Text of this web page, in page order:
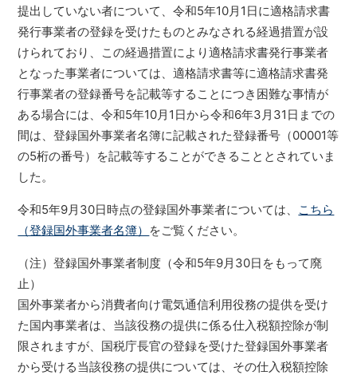
提出していない者について、令和5年10月1日に適格請求書
発行事業者の登録を受けたものとみなされる経過措置が設
けられており、この経過措置により適格請求書発行事業者
となった事業者については、適格請求書等に適格請求書発
行事業者の登録番号を記載等することにつき困難な事情が
ある場合には、令和5年10月1日から令和6年3月31日までの
間は、登録国外事業者名簿に記載された登録番号（00001等
の5桁の番号）を記載等することができることとされていま
した。
令和5年9月30日時点の登録国外事業者については、 こちら
（登録国外事業者名簿） をご覧ください。
（注）登録国外事業者制度（令和5年9月30日をもって廃
止）
国外事業者から消費者向け電気通信利用役務の提供を受け
た国内事業者は、当該役務の提供に係る仕入税額控除が制
限されますが、国税庁長官の登録を受けた登録国外事業者
から受ける当該役務の提供については、その仕入税額控除